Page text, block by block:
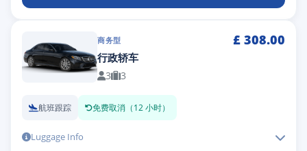
商务型 £ 308.00
行政轿车
3 3
航班跟踪 免费取消（12 小时）
Luggage Info